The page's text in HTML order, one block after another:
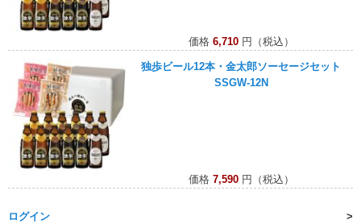
価格 6,710円（税込）
独歩ビール12本・金太郎ソーセージセット
SSGW-12N
価格 7,590円（税込）
ログイン